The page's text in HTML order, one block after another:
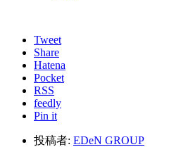
Tweet
Share
Hatena
Pocket
RSS
feedly
Pin it
投稿者: EDeN GROUP